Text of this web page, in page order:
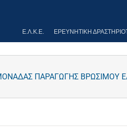
Ε.Λ.Κ.Ε. ΕΡΕΥΝΗΤΙΚΉ
ΠΑΡΑΓΩΓΗΣ ΒΡΩΣΙΜΟΥ